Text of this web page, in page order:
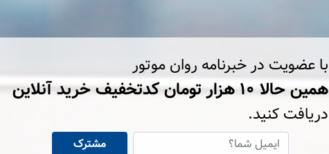
با عضویت در خبرنامه روان موتور
همین حالا ۱۰ هزار تومان کد‌تخفیف خرید آنلاین
دریافت کنید.
مشترک